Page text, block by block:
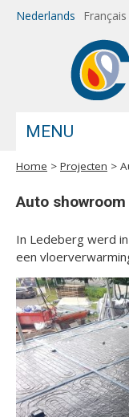
Overslaan en naar de
Nederlands Français
MENU
U bent hier
Home > Projecten >
Auto
In Ledeberg werd
een